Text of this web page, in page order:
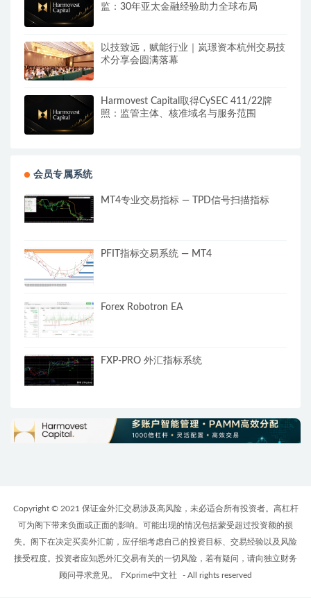
监：30年亚太金融经验助力全球布局
以技致远，赋能行业｜岚璟资本杭州交易技
术分享会圆满落幕
Harmovest Capital取得CySEC 411/22牌
照：监管主体、核准域名与服务范围
会员专属系统
MT4专业交易指标 — TPD信号扫描指标
PFIT指标交易系统 — MT4
Forex Robotron EA
FXP-PRO 外汇指标系统
Copyright © 2021 保证金外汇交易涉及高风险，未必适合所有投资者。高杠杆
可为阁下带来负面或正面的影响。可能出现的情况包括蒙受超过投资额的损
失。阁下在决定买卖外汇前，应仔细考虑自己的投资目标、交易经验以及风险
接受程度。投资者应知悉外汇交易有关的一切风险，若有疑问，请向独立财务
顾问寻求意见。
FXprime中文社 - All rights reserved